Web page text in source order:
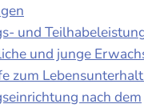
und
und junge
zum
nach dem